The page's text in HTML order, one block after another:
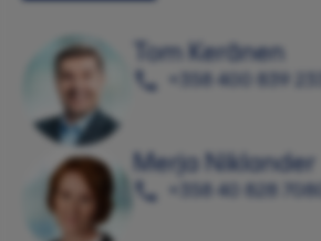
Tom Keränen
+358 400 839 233
Merja Niklander
+358 40 828 7080